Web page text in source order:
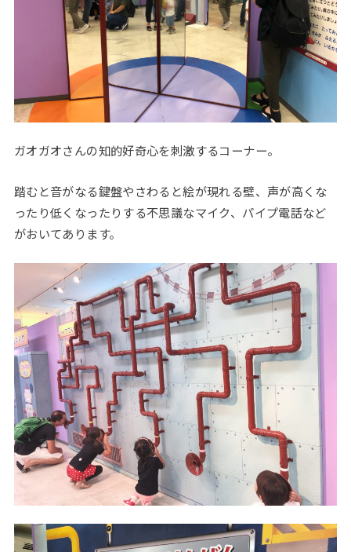
ガオガオさんの知的好奇心を刺激するコーナー。
踏むと音がなる鍵盤やさわると絵が現れる壁、声が高くな
ったり低くなったりする不思議なマイク、パイプ電話など
がおいてあります。